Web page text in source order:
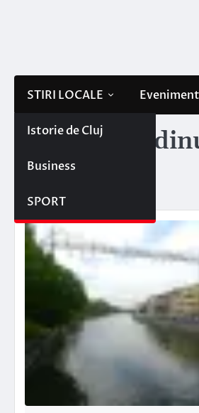
STIRI LOCALE
Istorie de Cluj
Business
SPORT
Etichetă:
transilvania